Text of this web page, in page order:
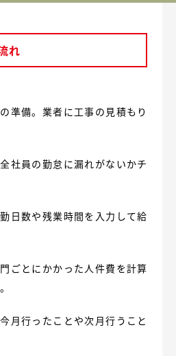
れ
準備。業者に工事の見積もり
社員の勤怠に漏れがないかチ
日数や残業時間を入力して給
ごとにかかった人件費を計算
月行ったことや次月行うこと